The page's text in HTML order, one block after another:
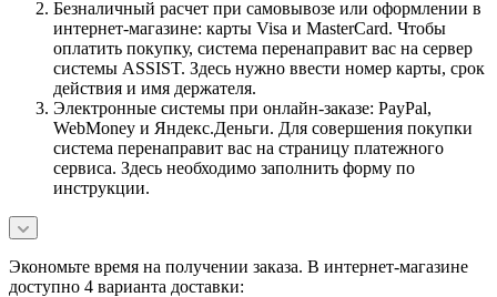
Безналичный расчет при самовывозе или оформлении в
интернет-магазине: карты Visa и MasterCard. Чтобы
оплатить покупку, система перенаправит вас на сервер
системы ASSIST. Здесь нужно ввести номер карты, срок
действия и имя держателя.
Электронные системы при онлайн-заказе: PayPal,
WebMoney и Яндекс.Деньги. Для совершения покупки
система перенаправит вас на страницу платежного
сервиса. Здесь необходимо заполнить форму по
инструкции.
Экономьте время на получении заказа. В интернет-магазине
доступно 4 варианта доставки: